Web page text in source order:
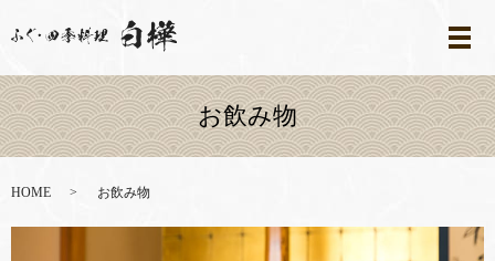
メ
お飲み物
HOME お飲み物